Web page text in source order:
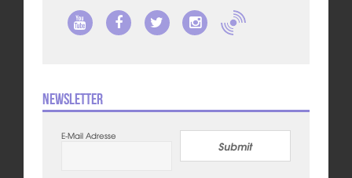
Newsletter
E-Mail Adresse
Submit